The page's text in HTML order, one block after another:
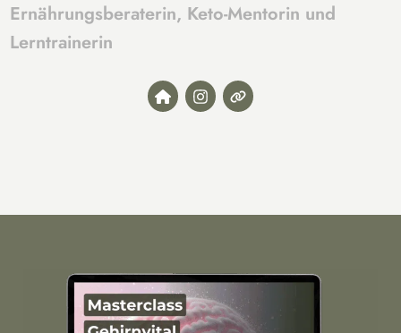
Ernährungsberaterin, Keto-Mentorin und
Lerntrainerin